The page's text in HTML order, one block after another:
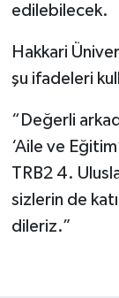
edilebilecek.
Hakkari
şu ifadeleri
“Değerli
‘Aile ve
TRB2 4.
sizlerin de
dileriz.”